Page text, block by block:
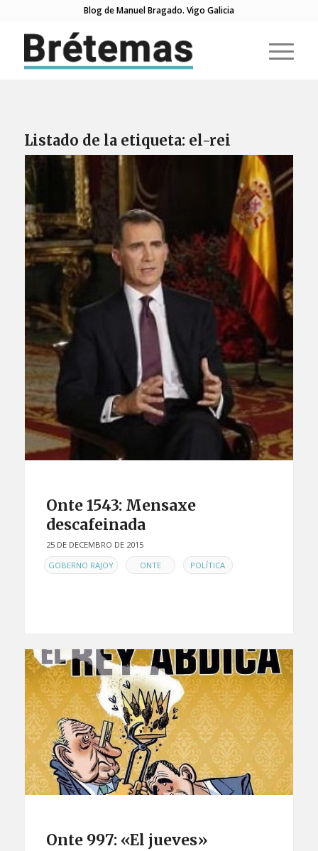
Blog de Manuel Bragado. Vigo Galicia
Listado de la etiqueta: el-rei
Onte 1543: Mensaxe
descafeinada
25 DE DECEMBRO DE 2015
ENGOBERNO RAJOY , ONTE , POLÍTICA
Onte 997: «El jueves»